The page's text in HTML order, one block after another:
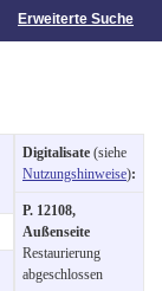
Erweiterte Suche
Digitalisate (siehe
Nutzungshinweise):
P. 12108,
Außenseite
Restaurierung
abgeschlossen